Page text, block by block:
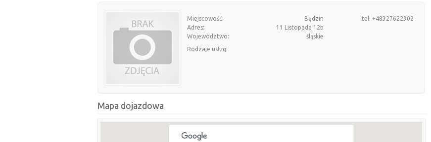
Miejscowość:
Będzin
Adres:
11 Listopada 12b
Województwo:
śląskie
tel. +48327622302
Rodzaje usług:
Mapa dojazdowa